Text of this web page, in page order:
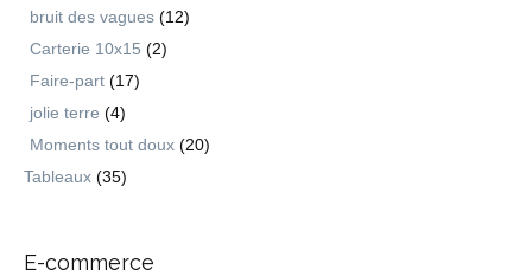
bruit des vagues (12)
Carterie 10x15 (2)
Faire-part (17)
jolie terre (4)
Moments tout doux (20)
Tableaux (35)
E-commerce